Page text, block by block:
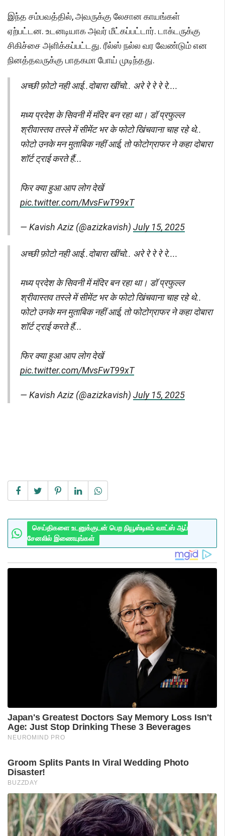
இந்த சம்பவத்தில், அவருக்கு லேசான காயங்கள்
ஏற்பட்டன. உடனடியாக அவர் மீட்கப்பட்டார். டாக்டருக்கு
சிகிச்சை அளிக்கப்பட்டது. ரீல்ஸ் நல்ல வர வேண்டும் என
நினத்தவருக்கு பாதகமா போய் முடிந்தது.
अच्छी फ़ोटो नही आई..दोबारा खींचो.. अरे रे रे रे रे....
मध्य प्रदेश के सिवनी में मंदिर बन रहा था। डॉ प्रफुल्ल
श्रीवास्तव तस्ले में सीमेंट भर के फोटो खिंचवाना चाह रहे थे..
फोटो उनके मन मुताबिक नहीं आई, तो फोटोग्राफर ने कहा दोबारा
शॉर्ट ट्राई करते हैं...
फिर क्या हुआ आप लोग देखें
pic.twitter.com/MvsFwT99xT
— Kavish Aziz (@azizkavish) July 15, 2025
अच्छी फ़ोटो नही आई..दोबारा खींचो.. अरे रे रे रे रे....
मध्य प्रदेश के सिवनी में मंदिर बन रहा था। डॉ प्रफुल्ल
श्रीवास्तव तस्ले में सीमेंट भर के फोटो खिंचवाना चाह रहे थे..
फोटो उनके मन मुताबिक नहीं आई, तो फोटोग्राफर ने कहा दोबारा
शॉर्ट ट्राई करते हैं...
फिर क्या हुआ आप लोग देखें
pic.twitter.com/MvsFwT99xT
— Kavish Aziz (@azizkavish) July 15, 2025
செய்திகளை உடனுக்குடன் பெற நியூஸ்டிஎம் வாட்ஸ் ஆப்
சேனலில் இணையுங்கள்